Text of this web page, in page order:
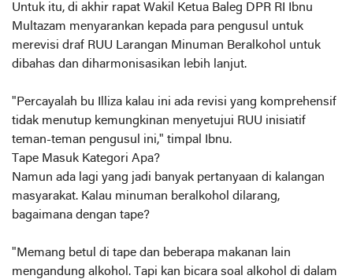
Untuk itu, di akhir rapat Wakil Ketua Baleg DPR RI Ibnu
Multazam menyarankan kepada para pengusul untuk
merevisi draf RUU Larangan Minuman Beralkohol untuk
dibahas dan diharmonisasikan lebih lanjut.
"Percayalah bu Illiza kalau ini ada revisi yang komprehensif
tidak menutup kemungkinan menyetujui RUU inisiatif
teman-teman pengusul ini," timpal Ibnu.
Tape Masuk Kategori Apa?
Namun ada lagi yang jadi banyak pertanyaan di kalangan
masyarakat. Kalau minuman beralkohol dilarang,
bagaimana dengan tape?
"Memang betul di tape dan beberapa makanan lain
mengandung alkohol. Tapi kan bicara soal alkohol di dalam